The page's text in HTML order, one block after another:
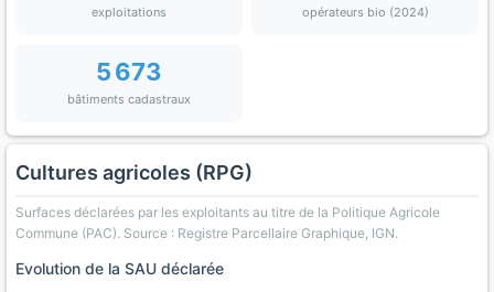
exploitations opérateurs bio (2024)
5 673
bâtiments cadastraux
Cultures agricoles (RPG)
Surfaces déclarées par les exploitants au titre de la Politique Agricole
Commune (PAC). Source : Registre Parcellaire Graphique, IGN.
Evolution de la SAU déclarée